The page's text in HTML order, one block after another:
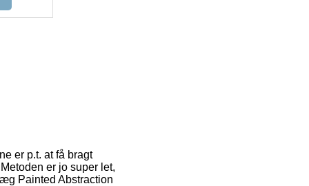
er p.t. at få bragt
er jo super let,
Painted Abstraction